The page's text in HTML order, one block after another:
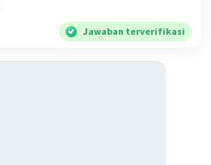
Jawaban terverifikasi